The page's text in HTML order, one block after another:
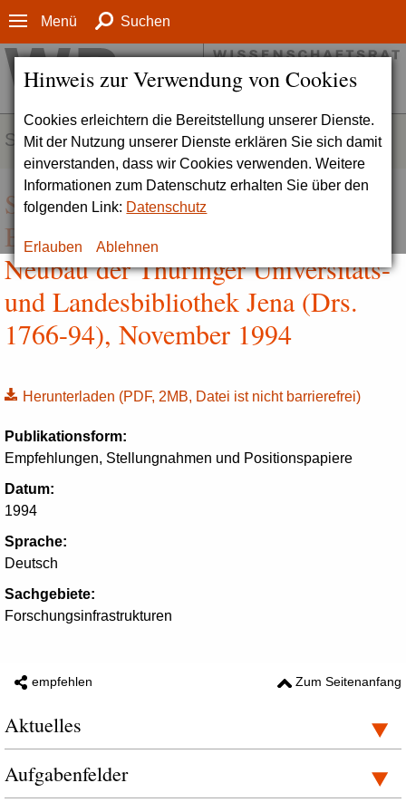
Hinweis zur Verwendung von Cookies
Cookies erleichtern die Bereitstellung unserer Dienste.
Mit der Nutzung unserer Dienste erklären Sie sich damit
einverstanden, dass wir Cookies verwenden. Weitere
Informationen zum Datenschutz erhalten Sie über den
folgenden Link: Datenschutz
Erlauben Ablehnen
Menü Suchen
SERVICE
Stellungnahme zum
Bibliothekskonzept und zum
Neubau der Thüringer Universitäts-
und Landesbibliothek Jena (Drs.
1766-94), November 1994
Herunterladen (PDF, 2MB, Datei ist nicht barrierefrei)
Publikationsform:
Empfehlungen, Stellungnahmen und Positionspapiere
Datum:
1994
Sprache:
Deutsch
Sachgebiete:
Forschungsinfrastrukturen
empfehlen Zum Seitenanfang
Aktuelles
Aufgabenfelder